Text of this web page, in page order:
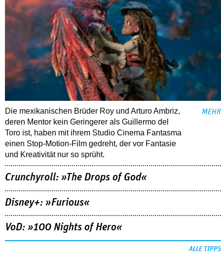
Die mexikanischen Brüder Roy und Arturo Ambriz,
deren Mentor kein Geringerer als Guillermo del
Toro ist, haben mit ihrem Studio Cinema Fantasma
einen Stop-Motion-Film gedreht, der vor Fantasie
und Kreativität nur so sprüht.
MEHR
Crunchyroll: »The Drops of God«
Disney+: »Furious«
VoD: »100 Nights of Hero«
ALLE TIPPS